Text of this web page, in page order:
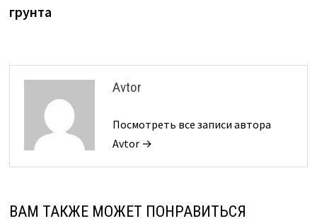
грунта
Avtor
Посмотреть все записи автора
Avtor →
ВАМ ТАКЖЕ МОЖЕТ ПОНРАВИТЬСЯ